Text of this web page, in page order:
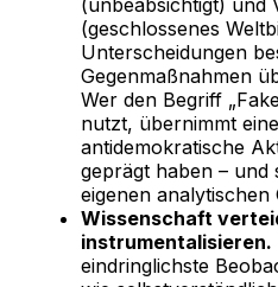
(unbeabsichtigt) und
(geschlossenes
Unterscheidungen
Gegenmaßnahmen
Wer den Begriff
nutzt, übernimmt
antidemokratische
geprägt haben – und
eigenen analytischen
Wissenschaft
instrumentalisieren.
eindringlichste